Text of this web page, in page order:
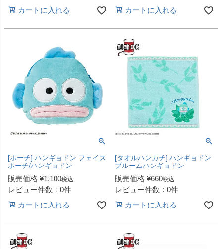
カートに入れる
カートに入れる
[ポーチ] ハンギョドン フェイス
ポーチ/ハンギョドン
販売価格 ¥1,100税込
レビュー件数：0件
カートに入れる
[タオルハンカチ] ハンギョドン
ブルームハンギョドン
販売価格 ¥660税込
レビュー件数：0件
カートに入れる